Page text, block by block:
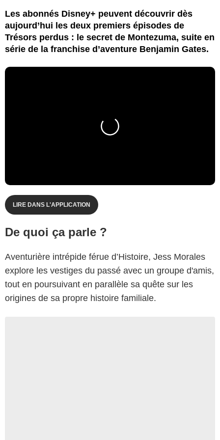
Les abonnés Disney+ peuvent découvrir dès
aujourd’hui les deux premiers épisodes de
Trésors perdus : le secret de Montezuma, suite en
série de la franchise d’aventure Benjamin Gates.
LIRE DANS L'APPLICATION
De quoi ça parle ?
Aventurière intrépide férue d’Histoire, Jess Morales
explore les vestiges du passé avec un groupe d'amis,
tout en poursuivant en parallèle sa quête sur les
origines de sa propre histoire familiale.